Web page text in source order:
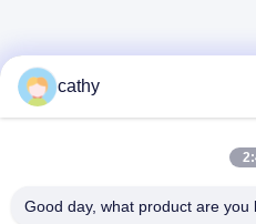
cathy
Good day, what product are you